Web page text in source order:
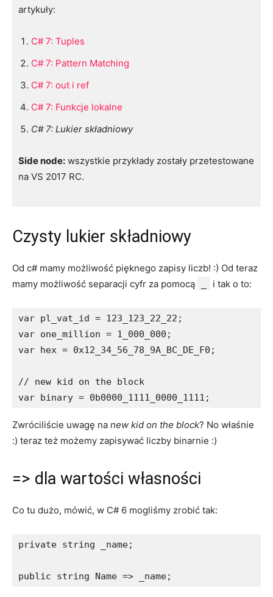
artykuły:
C# 7: Tuples
C# 7: Pattern Matching
C# 7: out i ref
C# 7: Funkcje lokalne
C# 7: Lukier składniowy
Side node: wszystkie przykłady zostały przetestowane
na VS 2017 RC.
Czysty lukier składniowy
Od c# mamy możliwość pięknego zapisy liczb! :) Od teraz
mamy możliwość separacji cyfr za pomocą
i tak o to:
var pl_vat_id = 123_123_22_22;
var one_million = 1_000_000;
var hex = 0x12_34_56_78_9A_BC_DE_F0;
// new kid on the block
var binary = 0b0000_1111_0000_1111;
Zwróciliście uwagę na new kid on the block? No właśnie
:) teraz też możemy zapisywać liczby binarnie :)
=> dla wartości własności
Co tu dużo, mówić, w C# 6 mogliśmy zrobić tak:
private string _name;
public string Name => _name;